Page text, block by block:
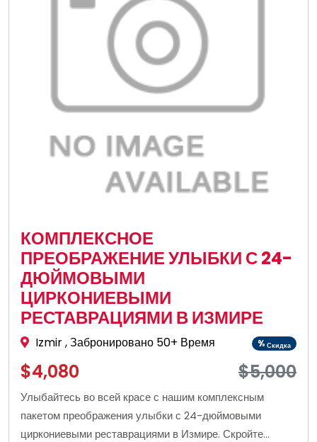
КОМПЛЕКСНОЕ
ПРЕОБРАЖЕНИЕ УЛЫБКИ С 24-
ДЮЙМОВЫМИ
ЦИРКОНИЕВЫМИ
РЕСТАВРАЦИЯМИ В ИЗМИРЕ
Izmir, Забронировано 50+ Время %Скидка
$4,080 $5,000
Улыбайтесь во всей красе с нашим комплексным
пакетом преображения улыбки с 24-дюймовыми
циркониевыми реставрациями в Измире. Скройте